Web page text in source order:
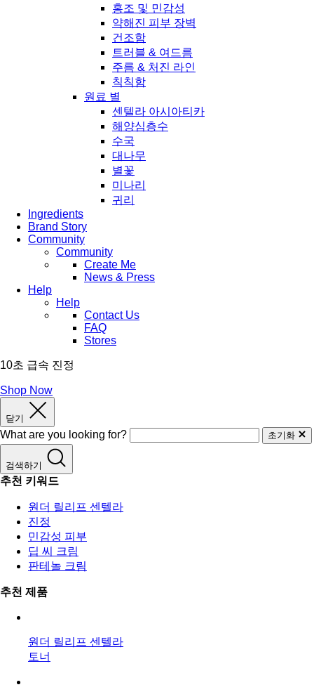
홍조 및 민감성
약해진 피부 장벽
건조함
트러블 & 여드름
주름 & 처진 라인
칙칙함
원료 별
센텔라 아시아티카
해양심층수
수국
대나무
별꽃
미나리
귀리
Ingredients
Brand Story
Community
Community
Create Me
News & Press
Help
Help
Contact Us
FAQ
Stores
10초 급속 진정
Shop Now
닫기
What are you looking for? 초기화
검색하기
추천 키워드
원더 릴리프 센텔라
진정
민감성 피부
딥 씨 크림
판테놀 크림
추천 제품
원더 릴리프 센텔라
토너